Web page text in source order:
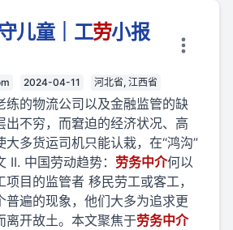
儿童｜工劳小报
2024-04-11 河北省, 江西省
练的物流公司以及金融监管的缺
出不穷，而窘迫的经济状况、高
大多货运司机只能认栽，在“鸿沟”
II. 中国劳动趋势： 劳务中介何以
目的监管者 移民劳工或客工，
普遍的现象，他们大多为追求更
离开故土。本文聚焦于劳务中介